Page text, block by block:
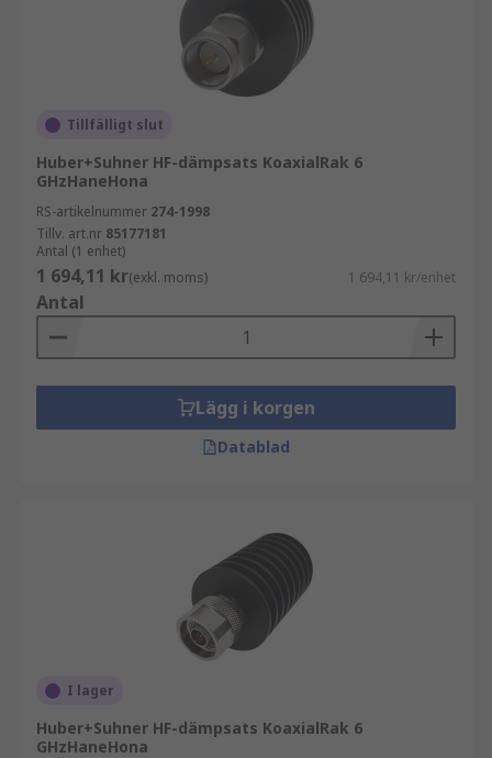
Tillfälligt slut
Huber+Suhner HF-dämpsats KoaxialRak 6
GHzHaneHona
RS-artikelnummer 274-1998
Tillv. art.nr 85177181
Antal (1 enhet)
1 694,11 kr(exkl. moms) 1 694,11 kr/enhet
Antal
Lägg i korgen
Datablad
I lager
Huber+Suhner HF-dämpsats KoaxialRak 6
GHzHaneHona